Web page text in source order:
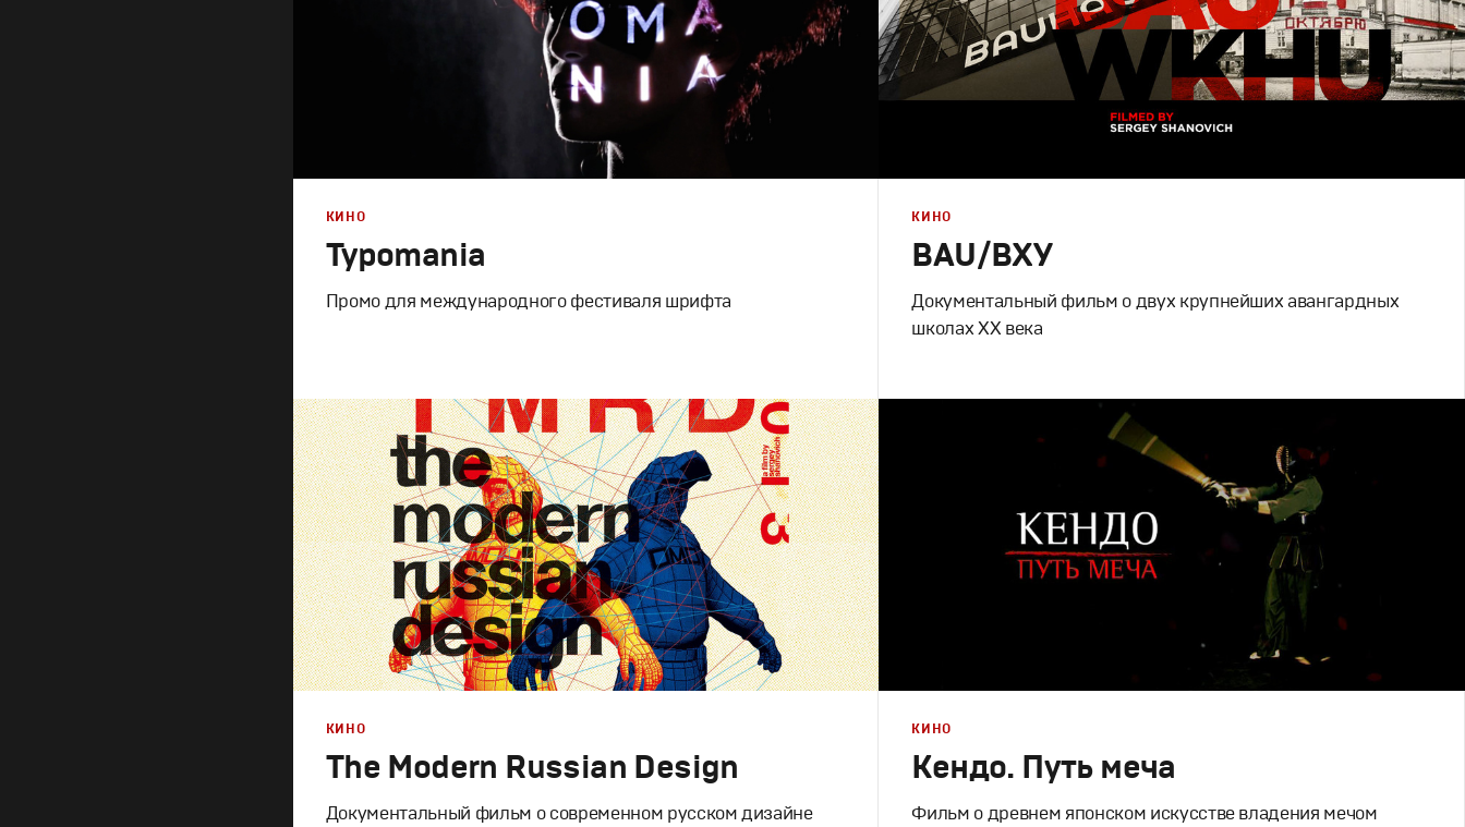
Typomania
Промо для международного фестиваля шрифта
Дизайн,Кино
Графический дизайн,Документальное
КИНО
BAU/ВХУ
Документальный фильм о двух крупнейших авангардных
школах XX века
Документальное
КИНО
The Modern Russian Design
Документальный фильм о современном русском дизайне
КИНО
Кендо. Путь меча
Фильм о древнем японском искусстве владения мечом
КИНО